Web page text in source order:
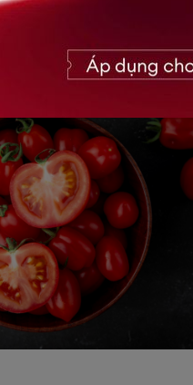
da, xương và cả răng
xem là hỗn hợp chữa trị tình